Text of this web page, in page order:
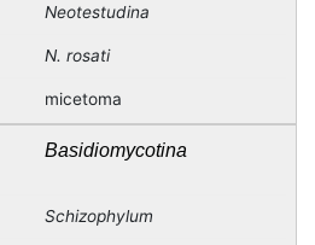
Neotestudina
N. rosati
micetoma
Basidiomycotina
Schizophylum